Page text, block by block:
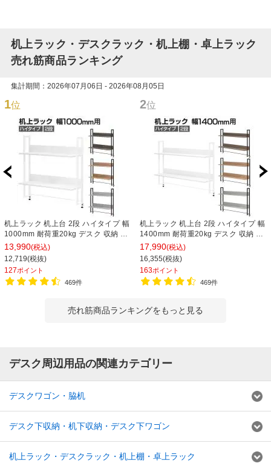
机上ラック・デスクラック・机上棚・卓上ラック
売れ筋商品ランキング
集計期間：2026年07月06日 - 2026年08月05日
1位
机上ラック 机上台 2段 ハイタイプ 幅
1000mm 耐荷重20kg デスク 収納 PC
ラック 卓上ラック モニター台 デスク
棚 書類棚 A4対応
13,990(税込)
12,719(税抜)
127ポイント
469件
2位
机上ラック 机上台 2段 ハイタイプ 幅
1400mm 耐荷重20kg デスク 収納 PC
ラック 卓上ラック モニター台 デスク
棚 書類棚 A4対応
17,990(税込)
16,355(税抜)
163ポイント
469件
売れ筋商品ランキングをもっと見る
デスク周辺用品の関連カテゴリー
デスクワゴン・脇机
デスク下収納・机下収納・デスク下ワゴン
机上ラック・デスクラック・机上棚・卓上ラック